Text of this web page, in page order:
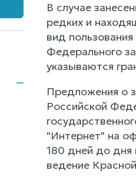
В случае
редких и
вид
Федерального
указываются
Предложения о
Российской
"Интернет" на
180 дней до дня
ведение